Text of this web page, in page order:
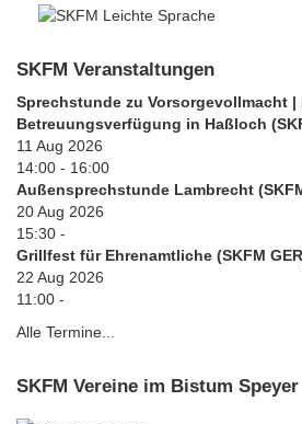
SKFM Veranstaltungen
Sprechstunde zu Vorsorgevollmacht
Betreuungsverfügung in Haßloch
11 Aug 2026
14:00 - 16:00
Außensprechstunde Lambrecht
20 Aug 2026
15:30 -
Grillfest für Ehrenamtliche (SKFM
22 Aug 2026
11:00 -
Alle Termine...
SKFM Vereine im Bistum Speyer